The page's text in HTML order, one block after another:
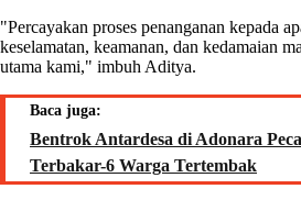
"Percayakan proses penanganan kepada
keselamatan, keamanan, dan kedamaian
utama kami," imbuh Aditya.
Baca juga:
Bentrok Antardesa di Adonara
Terbakar-6 Warga Tertembak